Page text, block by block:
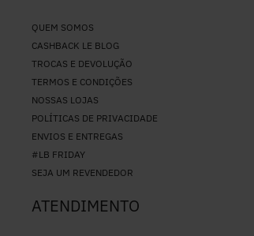
QUEM SOMOS
CASHBACK LE BLOG
TROCAS E DEVOLUÇÃO
TERMOS E CONDIÇÕES
NOSSAS LOJAS
POLÍTICAS DE PRIVACIDADE
ENVIOS E ENTREGAS
#LB FRIDAY
SEJA UM REVENDEDOR
ATENDIMENTO